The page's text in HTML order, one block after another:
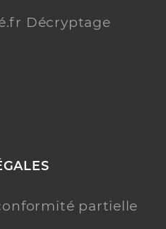
Décryptage
partielle